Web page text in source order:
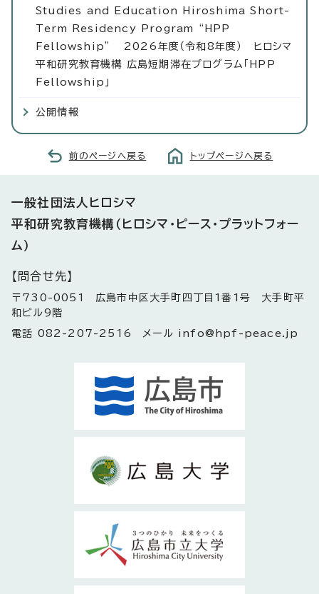
Studies and Education Hiroshima Short-
Term Residency Program “HPP
Fellowship” 2026年度（令和8年度） ヒロシマ
平和研究教育機構 広島短期滞在プログラム「HPP
Fellowship」
公開情報
前のページへ戻る トップページへ戻る
一般社団法人ヒロシマ
平和研究教育機構 （ヒロシマ・ピース・プラットフォー
ム）
【問合せ先】
〒730-0051 広島市中区大手町四丁目1番1号 大手町平
和ビル9階
電話 082-207-2516 メール info@hpf-peace.jp